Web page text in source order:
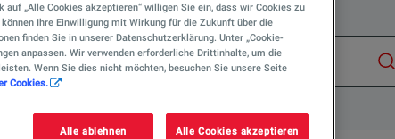
„Alle Cookies akzeptieren“ willigen Sie ein, dass wir Cookies zu
Ihre Einwilligung mit Wirkung für die Zukunft über die
finden Sie in unserer Datenschutzerklärung. Unter „Cookie-
anpassen. Wir verwenden erforderliche Drittinhalte, um die
Wenn Sie dies nicht möchten, besuchen Sie unsere Seite
Cookies.
Alle ablehnen Alle Cookies akzeptieren